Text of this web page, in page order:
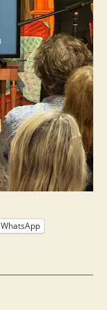
WhatsApp